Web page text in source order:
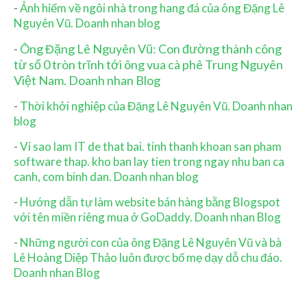
-Ảnh hiếm về ngôi nhà trong hang đá của ông Đặng Lê
Nguyên Vũ. Doanh nhan blog
- Ông Đặng Lê Nguyên Vũ: Con đường thành công
từ số 0 tròn trĩnh tới ông vua cà phê Trung Nguyên
Việt Nam. Doanh nhan Blog
- Thời khởi nghiệp của Đặng Lê Nguyên Vũ. Doanh nhan
blog
-Vi sao lam IT de that bai. tinh thanh khoan san pham
software thap. kho ban lay tien trong ngay nhu ban ca
canh, com binh dan. Doanh nhan blog
- Hướng dẫn tự làm website bán hàng bằng Blogspot
với tên miền riêng mua ở GoDaddy. Doanh nhan Blog
- Những người con của ông Đặng Lê Nguyên Vũ và bà
Lê Hoàng Diệp Thảo luôn được bố mẹ dạy dỗ chu đáo.
Doanh nhan Blog